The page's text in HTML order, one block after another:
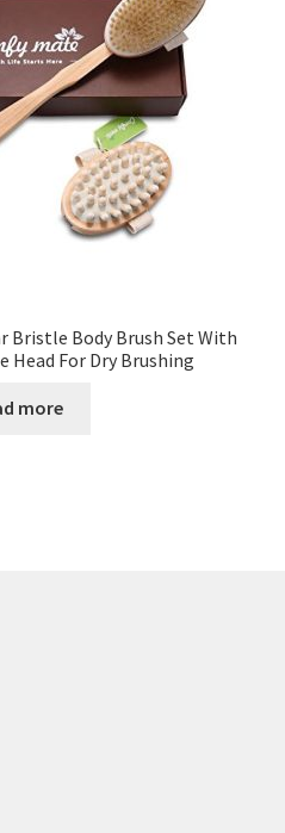
Bristle Body Brush Set With
Head For Dry Brushing
more